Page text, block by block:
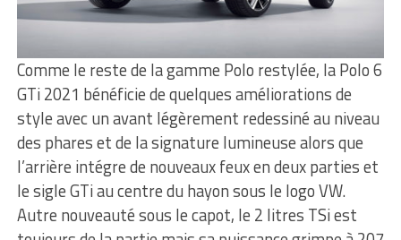
Comme le reste de la gamme Polo restylée, la Polo 6
GTi 2021 bénéficie de quelques améliorations de
style avec un avant légèrement redessiné au niveau
des phares et de la signature lumineuse alors que
l’arrière intégre de nouveaux feux en deux parties et
le sigle GTi au centre du hayon sous le logo VW.
Autre nouveauté sous le capot, le 2 litres TSi est